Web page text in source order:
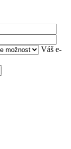
Váš e-